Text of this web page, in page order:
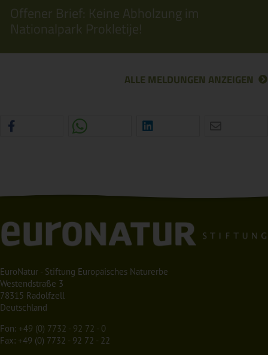
Offener Brief: Keine Abholzung im
Nationalpark Prokletije!
ALLE MELDUNGEN ANZEIGEN
EuroNatur - Stiftung Europäisches Naturerbe
Westendstraße 3
78315 Radolfzell
Deutschland
Fon: +49 (0) 7732 - 92 72 - 0
Fax: +49 (0) 7732 - 92 72 - 22